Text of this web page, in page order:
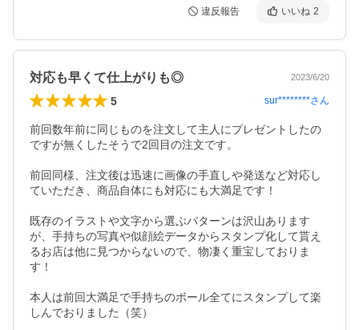
違反報告 いいね 2
対応も早くて仕上がりも◎ 2023/6/20
5 sur********さん
前回数年前に同じものを注文して主人にプレゼントしたの
ですが無くしたそうで2回目の注文です。
前回同様、注文後は迅速に画像の手直しや発送など対応し
ていただき、商品自体にも対応にも大満足です！
既存のイラストや文字から選ぶパターンは沢山あります
が、手持ちの写真や似顔絵データからスタンプ化して貰え
るお店は他に見つからないので、物凄く重宝しておりま
す！
本人は前回大満足で手持ちのボール全てにスタンプして楽
しんでおりました（笑）